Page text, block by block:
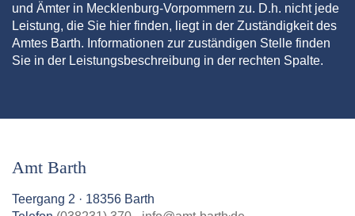
und Ämter in Mecklenburg-Vorpommern zu. D.h. nicht jede
Leistung, die Sie hier finden, liegt in der Zuständigkeit des
Amtes Barth. Informationen zur zuständigen Stelle finden
Sie in der Leistungsbeschreibung in der rechten Spalte.
Amt Barth
Teergang 2 · 18356 Barth
.